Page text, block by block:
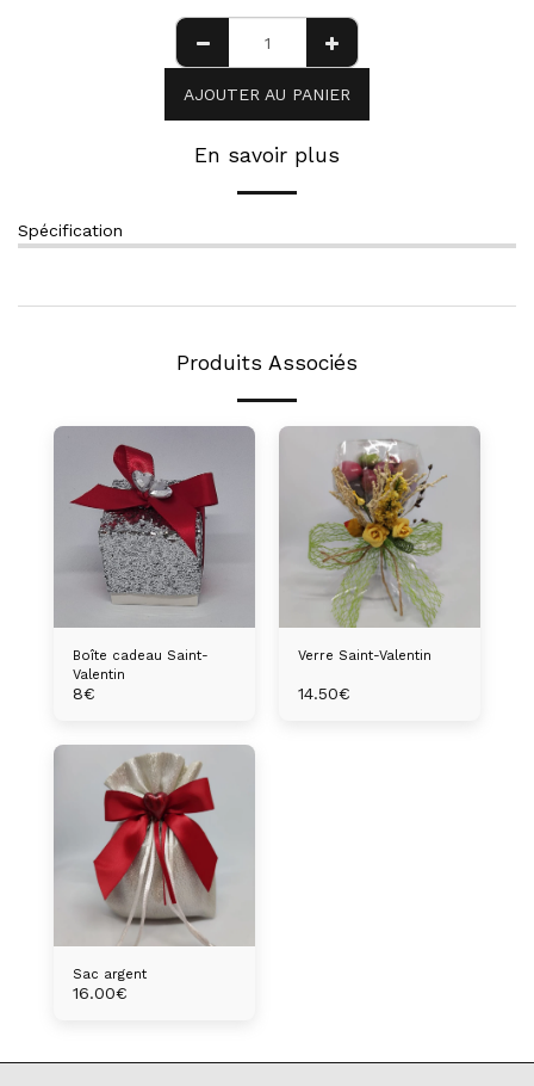
AJOUTER AU PANIER
En savoir plus
Spécification
Produits Associés
Boîte cadeau Saint-
Valentin
8€
Verre Saint-Valentin
14.50€
Sac argent
16.00€